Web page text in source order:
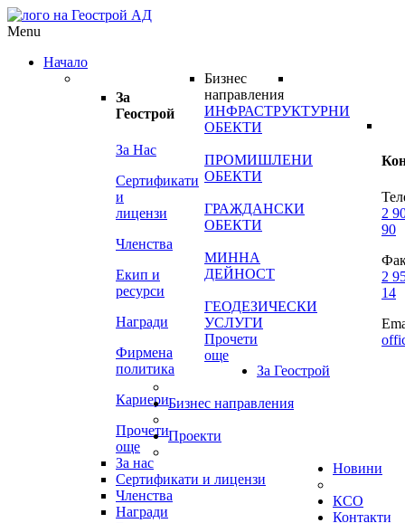
Menu
Начало
За
Геострой
За Нас
Сертификати
и
лицензи
Членства
Екип и
ресурси
Награди
Фирмена
политика
Кариери
Прочети
още
Бизнес
направления
ИНФРАСТРУКТУРНИ
ОБЕКТИ
ПРОМИШЛЕНИ
ОБЕКТИ
ГРАЖДАНСКИ
ОБЕКТИ
МИННА
ДЕЙНОСТ
ГЕОДЕЗИЧЕСКИ
УСЛУГИ
Прочети
още
2
90
2
14
За Геострой
За нас
Сертификати и лицензи
Членства
Награди
Бизнес направления
Проекти
Новини
КСО
Контакти